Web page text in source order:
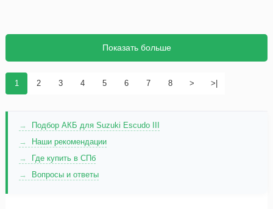
1 2 3 4 5 6 7 8 > >|
Показать больше
Подбор АКБ для Suzuki Escudo III
Наши рекомендации
Где купить в СПб
Вопросы и ответы